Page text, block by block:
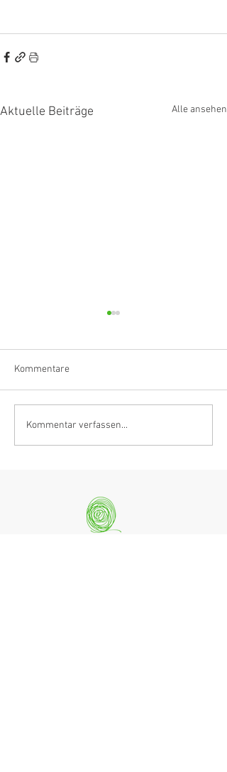
Aktuelle Beiträge Alle ansehen
Klarinettistin, Tonmeisterin,
Grenzgängerin
Kommentare
Kommentar verfassen...